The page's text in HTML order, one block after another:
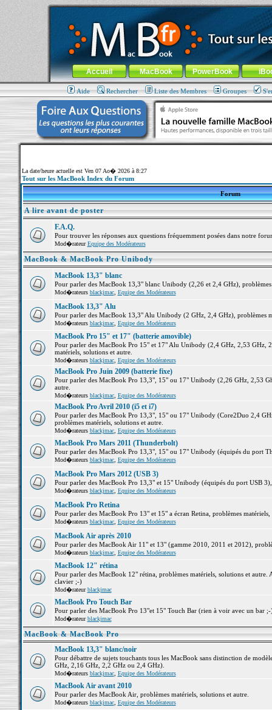
MacBook-fr.com : 100% Apple... 100% nomade !
Aller au contenu-Aller au menu général-Aller au menu de
Menu général
Accueil MacBook PowerBook
Aide Rechercher Liste des Membres Groupes
La date/heure actuelle est Ven 07 Ao� 2026 à 8:27
Tout sur les MacBook Index du Forum
Forum
A lire avant de poster
F.A.Q.
Pour trouver les réponses aux questions fréquemment posées dans notre
Mod�rateurEquipe des Modérateurs
MacBook & MacBook Pro Unibody
MacBook 13,3" blanc
Pour parler des MacBook 13,3" blanc Unibody (2,26 et 2,4 GHz),
Mod�rateurs blackjmac, Equipe des Modérateurs
MacBook 13,3" Alu
Pour parler des MacBook 13,3" Alu Unibody (2 GHz, 2,4 GHz), problèmes
Mod�rateurs blackjmac, Equipe des Modérateurs
MacBook Pro 15" et 17" (batterie amovible)
Pour parler des MacBook Pro 15" et 17" Alu Unibody (2,4 GHz, 2,53 GHz,
matériels, solutions et autre.
Mod�rateurs blackjmac, Equipe des Modérateurs
MacBook Pro Juin 2009 (batterie fixe)
Pour parler des MacBook Pro 13,3", 15" ou 17" Unibody (2,26 GHz, 2,53
autre.
Mod�rateurs blackjmac, Equipe des Modérateurs
MacBook Pro Avril 2010 (i5 et i7)
Pour parler des MacBook Pro 13,3", 15" ou 17" Unibody (Core2Duo 2,4
problèmes matériels, solutions et autre.
Mod�rateurs blackjmac, Equipe des Modérateurs
MacBook Pro Mars 2011 (Thunderbolt)
Pour parler des MacBook Pro 13,3", 15" ou 17" Unibody (équipés du port
Mod�rateurs blackjmac, Equipe des Modérateurs
MacBook Pro Mars 2012 (USB 3)
Pour parler des MacBook Pro 13,3" et 15" Unibody (équipés du port USB
Mod�rateurs blackjmac, Equipe des Modérateurs
MacBook Pro Retina
Pour parler des MacBook Pro 13" et 15" a écran Retina, problèmes matériels,
Mod�rateurs blackjmac, Equipe des Modérateurs
MacBook Air après 2010
Pour parler des MacBook Air 11" et 13" (gamme 2010, 2011 et 2012),
Mod�rateurs blackjmac, Equipe des Modérateurs
MacBook 12" rétina
Pour parler des MacBook 12" rétina, problèmes matériels, solutions et
clavier ;-)
Mod�rateurblackjmac
MacBook Pro Touch Bar
Pour parler des MacBook Pro 13"et 15" Touch Bar (rien à voir avec un bar
Mod�rateurblackjmac
MacBook & MacBook Pro
MacBook 13,3" blanc/noir
Pour débattre de sujets touchants tous les MacBook sans distinction de
GHz, 2,16 GHz, 2,2 GHz ou 2,4 GHz).
Mod�rateurs blackjmac, Equipe des Modérateurs
MacBook Air avant 2010
Pour parler des MacBook Air, problèmes matériels, solutions et autre.
Mod�rateurs blackjmac, Equipe des Modérateurs